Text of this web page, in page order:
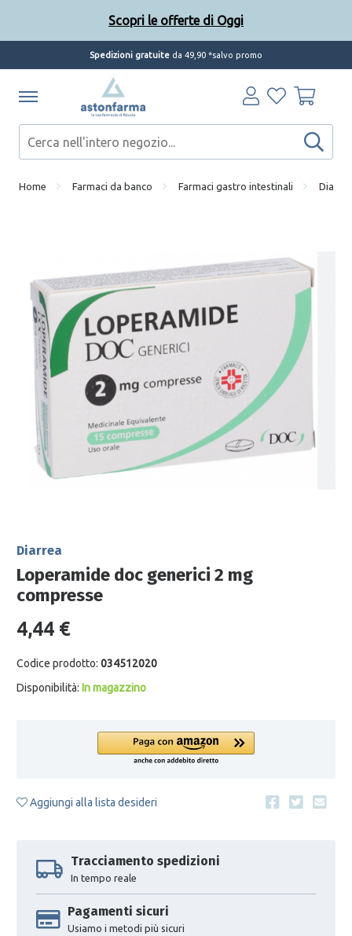
Spedizioni gratuite da 49,90 *salvo promo
Home Farmaci da banco Farmaci gastro intestinali Diarrea
Diarrea
Loperamide doc generici 2 mg
compresse
4,44 €
Codice prodotto: 034512020
Disponibilità: In magazzino
Aggiungi alla lista desideri
Tracciamento spedizioni
In tempo reale
Pagamenti sicuri
Usiamo i metodi più sicuri
Scopri le offerte di Oggi